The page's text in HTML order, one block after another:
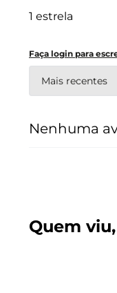
1 estrela
Faça login para
Mais recentes
Nenhuma
Quem